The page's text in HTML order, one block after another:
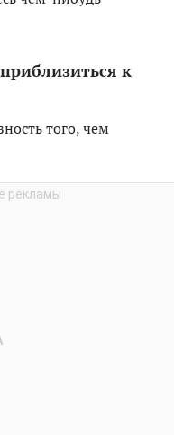
к
того, чем